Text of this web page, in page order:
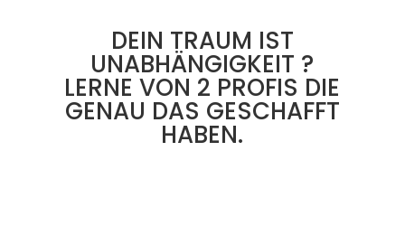
DEIN TRAUM IST
UNABHÄNGIGKEIT ?
LERNE VON 2 PROFIS DIE
GENAU DAS GESCHAFFT
HABEN.